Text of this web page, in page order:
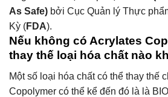
As Safe) bởi Cục Quản lý Thực
Kỳ (FDA).
Nếu không có Acrylates
thay thế loại hóa chất nào
Một số loại hóa chất có thể thay thế
Copolymer có thể kể đến đó là là